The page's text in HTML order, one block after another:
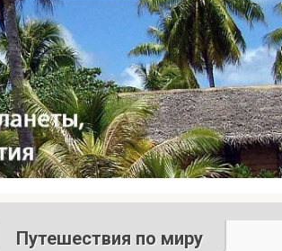
Путешествия по миру